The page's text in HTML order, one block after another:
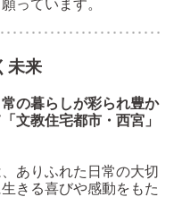
っています。
未来
の暮らしが彩られ豊か
文教住宅都市・西宮」
ありふれた日常の大切
きる喜びや感動をもた